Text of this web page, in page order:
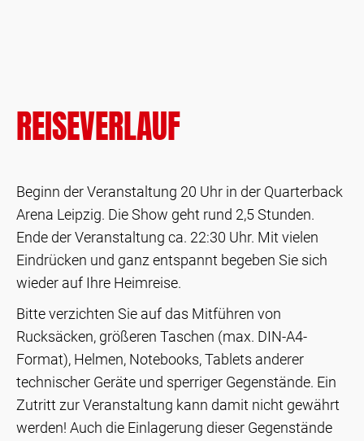
REISEVERLAUF
Beginn der Veranstaltung 20 Uhr in der Quarterback
Arena Leipzig. Die Show geht rund 2,5 Stunden.
Ende der Veranstaltung ca. 22:30 Uhr. Mit vielen
Eindrücken und ganz entspannt begeben Sie sich
wieder auf Ihre Heimreise.
Bitte verzichten Sie auf das Mitführen von
Rucksäcken, größeren Taschen (max. DIN-A4-
Format), Helmen, Notebooks, Tablets anderer
technischer Geräte und sperriger Gegenstände. Ein
Zutritt zur Veranstaltung kann damit nicht gewährt
werden! Auch die Einlagerung dieser Gegenstände